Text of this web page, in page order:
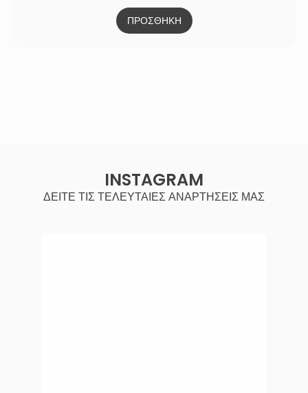
ΠΡΟΣΘΗΚΗ
INSTAGRAM
ΔΕΙΤΕ ΤΙΣ ΤΕΛΕΥΤΑΙΕΣ ΑΝΑΡΤΗΣΕΙΣ ΜΑΣ